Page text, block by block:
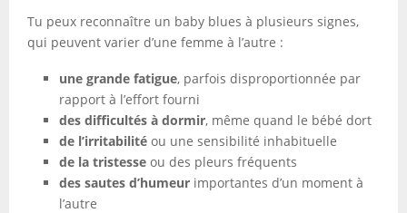
Tu peux reconnaître un baby blues à plusieurs signes,
qui peuvent varier d’une femme à l’autre :
une grande fatigue, parfois disproportionnée par
rapport à l’effort fourni
des difficultés à dormir, même quand le bébé dort
de l’irritabilité ou une sensibilité inhabituelle
de la tristesse ou des pleurs fréquents
des sautes d’humeur importantes d’un moment à
l’autre